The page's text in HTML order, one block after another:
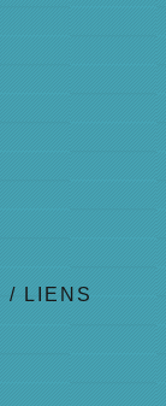
/ LIENS